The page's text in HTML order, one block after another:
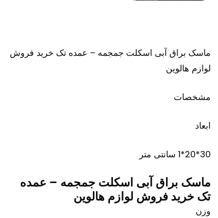
ماسک براق آبی اسکلت جمجمه – عمده تک خرید فروش
لوازم هالوین
مشخصات
ابعاد
30*20*1 سانتی متر
ماسک براق آبی اسکلت جمجمه – عمده
تک خرید فروش لوازم هالوین
وزن